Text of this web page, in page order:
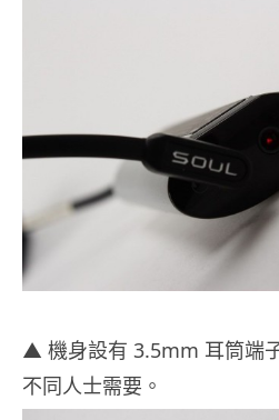
▲ 機身設有 3.5mm 耳筒端
不同人士需要。